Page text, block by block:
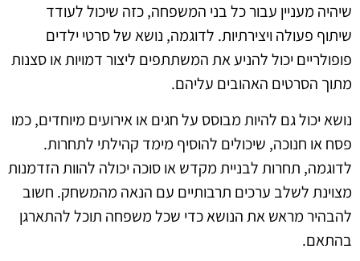
שיהיה מעניין עבור כל בני המשפחה, כזה שיכול לעודד
שיתוף פעולה ויצירתיות. לדוגמה, נושא של סרטי ילדים
פופולריים יכול להניע את המשתתפים ליצור דמויות או סצנות
מתוך הסרטים האהובים עליהם.
נושא יכול גם להיות מבוסס על חגים או אירועים מיוחדים, כמו
פסח או חנוכה, שיכולים להוסיף מימד קהילתי לתחרות.
לדוגמה, תחרות לבניית מקדש או סוכה יכולה להוות הזדמנות
מצוינת לשלב ערכים תרבותיים עם הנאה מהמשחק. חשוב
להבהיר מראש את הנושא כדי שכל משפחה תוכל להתארגן
בהתאם.